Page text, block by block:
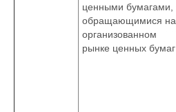
ценными бумагами,
обращающимися на
организованном
рынке ценных бумаг